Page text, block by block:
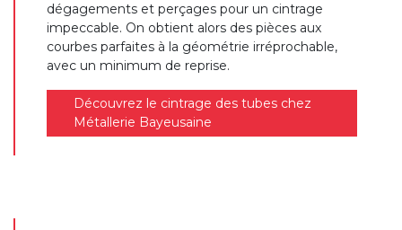
dégagements et perçages pour un cintrage
impeccable. On obtient alors des pièces aux
courbes parfaites à la géométrie irréprochable,
avec un minimum de reprise.
Découvrez le cintrage des tubes chez
Métallerie Bayeusaine